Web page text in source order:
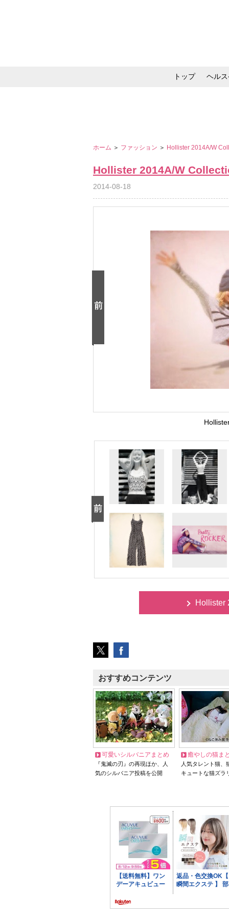
トップ ヘル
ホーム ＞ ファッション ＞ Hollister 2014A/W
Hollister 2014A/W
2014-08-18
Hollister
おすすめコンテンツ
可愛いシルバニアまとめ
『鬼滅の刃』の再現ほか、人
気のシルバニア投稿を公開
癒やしの猫ま
人気タレント猫
キュートな猫ズラ